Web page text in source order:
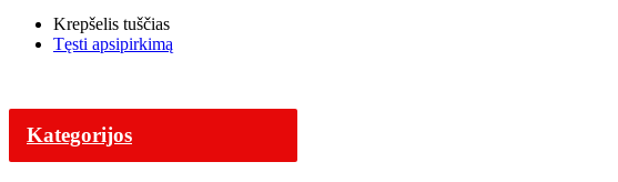
Krepšelis tuščias
Tęsti apsipirkimą
Kategorijos